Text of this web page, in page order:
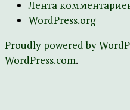
Лента
WordPress.org
Proudly powered by
WordPress.com.